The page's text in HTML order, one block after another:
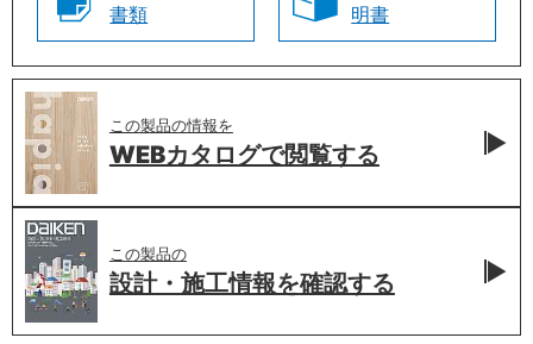
書類
明書
この製品の情報を
WEBカタログで閲覧する
この製品の
設計・施工情報を確認する